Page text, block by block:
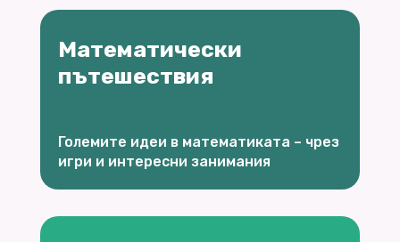
Математически
пътешествия
Големите идеи в математиката – чрез
игри и интересни занимания